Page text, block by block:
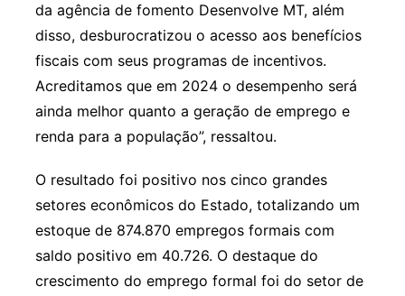
da agência de fomento Desenvolve MT, além
disso, desburocratizou o acesso aos benefícios
fiscais com seus programas de incentivos.
Acreditamos que em 2024 o desempenho será
ainda melhor quanto a geração de emprego e
renda para a população”, ressaltou.
O resultado foi positivo nos cinco grandes
setores econômicos do Estado, totalizando um
estoque de 874.870 empregos formais com
saldo positivo em 40.726. O destaque do
crescimento do emprego formal foi do setor de